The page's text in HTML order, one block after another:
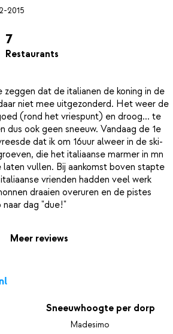
2015
7
Restaurants
zeggen dat de italianen de koning in de
niet mee uitgezonderd. Het weer de
(rond het vriespunt) en droog... te
dus ook geen sneeuw. Vandaag de 1e
dat ik om 16uur alweer in de ski-
die het italiaanse marmer in mn
vullen. Bij aankomst boven stapte
vrienden hadden veel werk
draaien overuren en de pistes
Meer reviews
Sneeuwhoogte per dorp
Madesimo